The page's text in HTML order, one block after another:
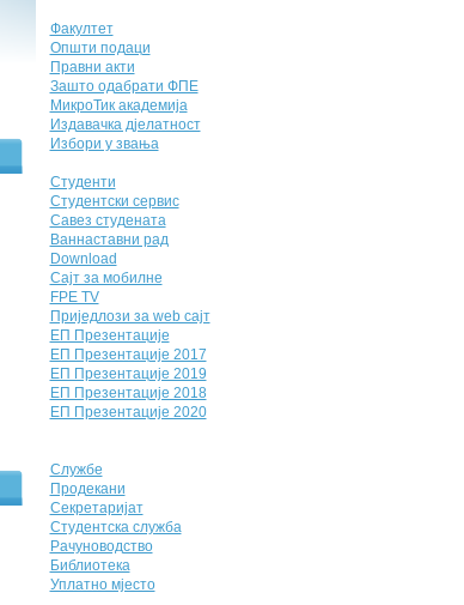
Факултет
Општи подаци
Правни акти
Зашто одабрати ФПЕ
МикроТик академија
Издавачка дјелатност
Избори у звања
Студенти
Студентски сервис
Савез студената
Ваннаставни рад
Download
Сајт за мобилне
FPE TV
Приједлози за web сајт
ЕП Презентације
ЕП Презентације 2017
ЕП Презентације 2019
ЕП Презентације 2018
ЕП Презентације 2020
Службе
Продекани
Секретаријат
Студентска служба
Рачуноводство
Библиотека
Уплатно мјесто